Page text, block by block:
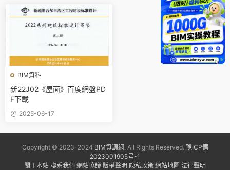
BIM資料
新22J02《屋面》百度網盤PD
F下載
2025-06-17
Copyright © 2023-2024 BIM資源網. All Rights Reserved. 豫ICP備
2023001905号-1
關于本站 聯系我們 網站協議 版權聲明 隐私政策 網站地圖 法律聲明